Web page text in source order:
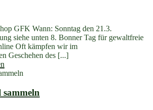
GFK Wann: Sonntag den 21.3.
siehe unten 8. Bonner Tag für gewaltfreie
Oft kämpfen wir im
Geschehen des [...]